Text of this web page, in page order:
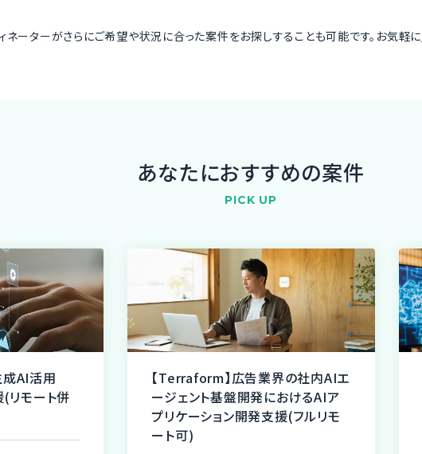
ネーターがさらにご希望や状況に合った案件をお探しすることも可能です。お気軽に
あなたにおすすめの案件
PICK UP
成AI活用
リモート併
【Terraform】広告業界の社内AIエ
ージェント基盤開発におけるAIア
プリケーション開発支援(フルリモ
ート可)